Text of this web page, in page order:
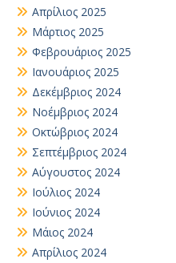
Απρίλιος 2025
Μάρτιος 2025
Φεβρουάριος 2025
Ιανουάριος 2025
Δεκέμβριος 2024
Νοέμβριος 2024
Οκτώβριος 2024
Σεπτέμβριος 2024
Αύγουστος 2024
Ιούλιος 2024
Ιούνιος 2024
Μάιος 2024
Απρίλιος 2024